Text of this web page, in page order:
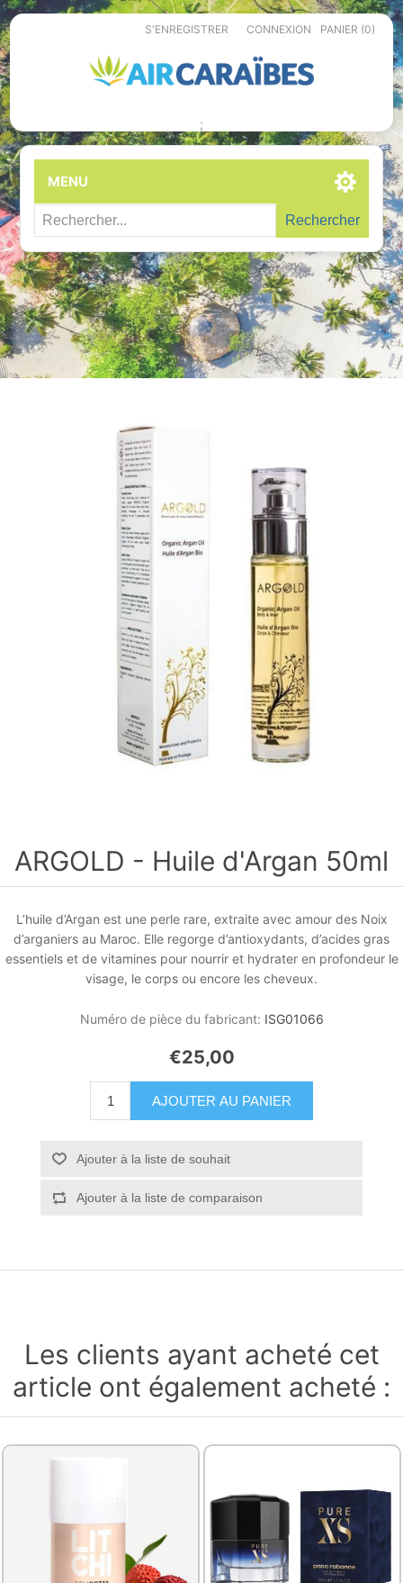
S'ENREGISTRER CONNEXION PANIER (0)
;
MENU
Rechercher
ARGOLD - Huile d'Argan 50ml
L’huile d’Argan est une perle rare, extraite avec amour des Noix
d’arganiers au Maroc. Elle regorge d’antioxydants, d’acides gras
essentiels et de vitamines pour nourrir et hydrater en profondeur le
visage, le corps ou encore les cheveux.
Numéro de pièce du fabricant: ISG01066
€25,00
AJOUTER AU PANIER
Ajouter à la liste de souhait
Ajouter à la liste de comparaison
Les clients ayant acheté cet
article ont également acheté :